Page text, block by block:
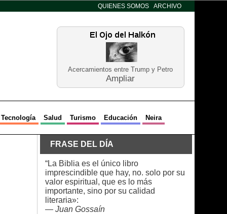
QUIENES SOMOS ARCHIVO
Acercamientos entre Trump y Petro
Ampliar
Tecnología Salud Turismo Educación Neira
FRASE DEL DÍA
“La Biblia es el único libro
imprescindible que hay, no. solo por su
valor espiritual, que es lo más
importante, sino por su calidad
literaria»:
— Juan Gossaín